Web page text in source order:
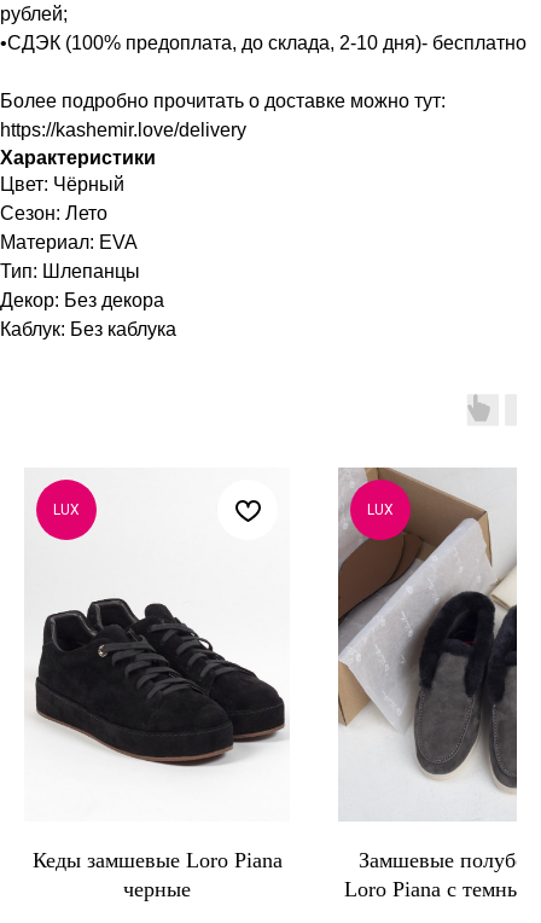
рублей;
•СДЭК (100% предоплата, до склада, 2-10 дня)- бесплатно
Более подробно прочитать о доставке можно тут:
https://kashemir.love/delivery
Характеристики
Цвет: Чёрный
Сезон: Лето
Материал: EVA
Тип: Шлепанцы
Декор: Без декора
Каблук: Без каблука
LUX
Кеды замшевые Loro Piana
черные
LUX
Замшевые
Loro Piana с темным